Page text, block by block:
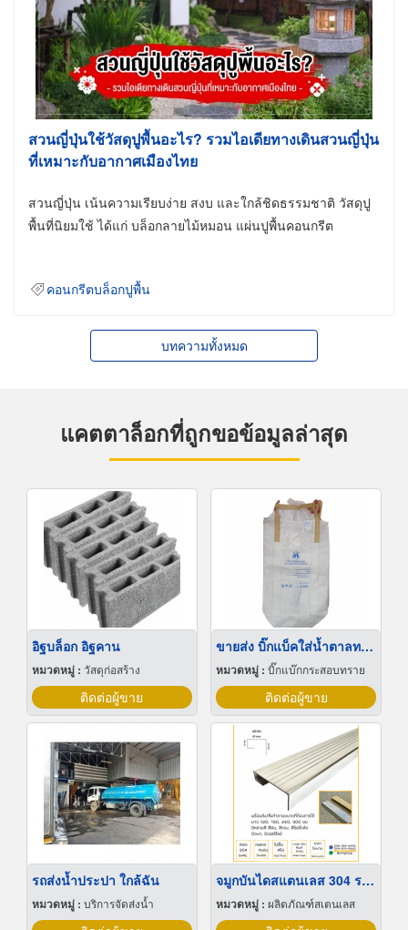
สวนญี่ปุ่นใช้วัสดุปูพื้นอะไร? รวมไอเดียทางเดินสวนญี่ปุ่น
ที่เหมาะกับอากาศเมืองไทย
สวนญี่ปุ่น เน้นความเรียบง่าย สงบ และใกล้ชิดธรรมชาติ วัสดุปู
พื้นที่นิยมใช้ ได้แก่ บล็อกลายไม้หมอน แผ่นปูพื้นคอนกรีต
คอนกรีตบล็อกปูพื้น
บทความทั้งหมด
แคตตาล็อกที่ถูกขอข้อมูลล่าสุด
อิฐบล็อก อิฐคาน
หมวดหมู่ : วัสดุก่อสร้าง
ติดต่อผู้ขาย
ขายส่ง บิ๊กแบ็คใส่น้ำตาลทราย สมุทรปราการ
หมวดหมู่ : บิ๊กแบ๊กกระสอบทราย
ติดต่อผู้ขาย
รถส่งน้ำประปา ใกล้ฉัน
หมวดหมู่ : บริการจัดส่งน้ำ
จมูกบันไดสแตนเลส 304 ราคาโรงงาน
หมวดหมู่ : ผลิตภัณฑ์สเตนเลส